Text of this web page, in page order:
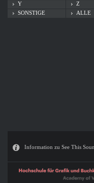
Y
Z
SONSTIGE
ALLE
Information zu See This